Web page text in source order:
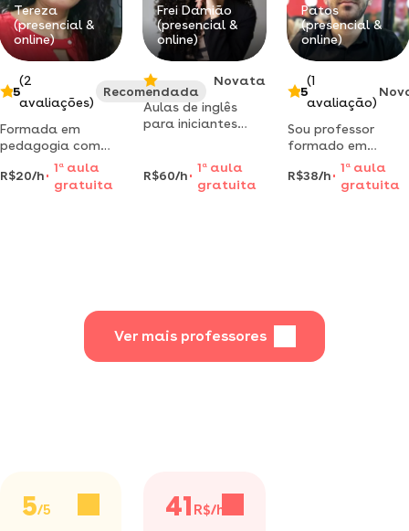
significativa.
atualmente
trabalha na área
administrativ
Tereza
(presencial &
online)
5
(2
avaliações)
Recomendada
Formada em
pedagogia com
experiência de
quase 10 anos,
ensino reforço da
R$20/h
1 aaula
gratuita
Frei Damião
(presencial &
online)
Novata
Aulas de inglês
para iniciantes
step by step!
marque sua aula!
R$60/h
1 a aula
gratuita
Patos
(presencial &
online)
5
(1
avaliação)
Sou professor
formado em
ciências biológicas
pela ufcg
(universidade
fundamental,
médio e pré-
R$38/h
1 aaula
gratuita
Ver mais professores
5/5 41 R$/h